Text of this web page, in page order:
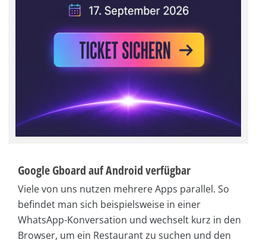
Google Gboard auf Android verfügbar
Viele von uns nutzen mehrere Apps parallel. So
befindet man sich beispielsweise in einer
WhatsApp-Konversation und wechselt kurz in den
Browser, um ein Restaurant zu suchen und den